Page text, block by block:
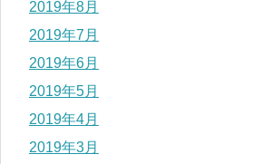
2019年8月
2019年7月
2019年6月
2019年5月
2019年4月
2019年3月